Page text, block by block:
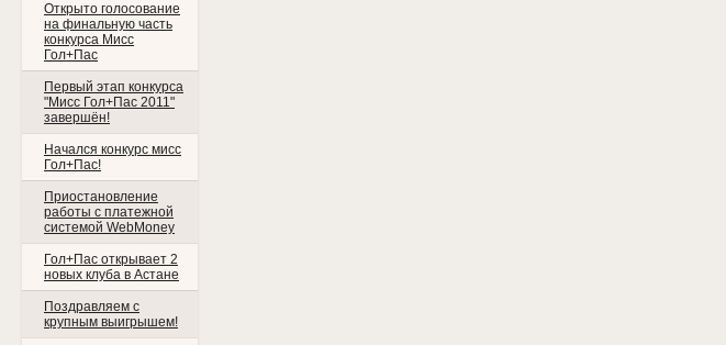
Открыто голосование
на финальную часть
конкурса Мисс
Гол+Пас
Первый этап конкурса
"Мисс Гол+Пас 2011"
завершён!
Начался конкурс мисс
Гол+Пас!
Приостановление
работы с платежной
системой WebMoney
Гол+Пас открывает 2
новых клуба в Астане
Поздравляем с
крупным выигрышем!